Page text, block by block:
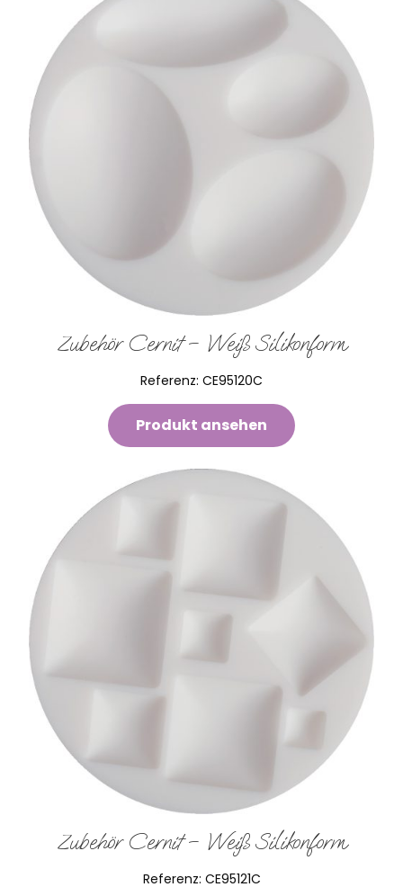
Zubehör Cernit – Weiß Silikonform
Referenz: CE95120C
Produkt ansehen
Zubehör Cernit – Weiß Silikonform
Referenz: CE95121C